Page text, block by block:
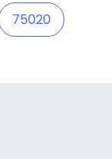
75020